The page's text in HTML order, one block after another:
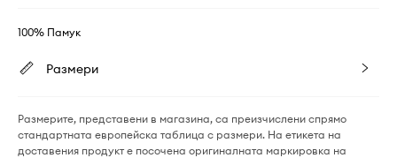
100% Памук
Размери
Размерите, представени в магазина, са преизчислени спрямо
стандартната европейска таблица с размери. На етикета на
доставения продукт е посочена оригиналната маркировка на